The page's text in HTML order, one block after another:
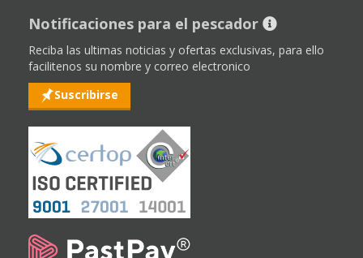
Notificaciones para el pescador
Reciba las ultimas noticias y ofertas exclusivas, para ello
facilitenos su nombre y correo electronico
Suscribirse